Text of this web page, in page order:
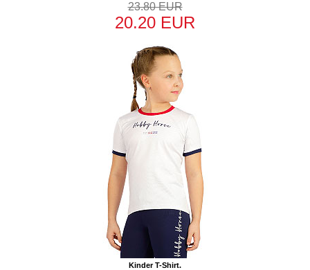
23.80 EUR
20.20 EUR
Kinder T-Shirt.